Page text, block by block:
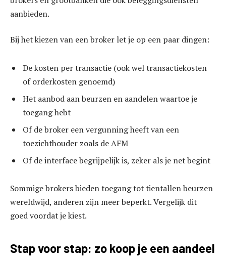
aanbieden.
Bij het kiezen van een broker let je op een paar dingen:
De kosten per transactie (ook wel transactiekosten
of orderkosten genoemd)
Het aanbod aan beurzen en aandelen waartoe je
toegang hebt
Of de broker een vergunning heeft van een
toezichthouder zoals de AFM
Of de interface begrijpelijk is, zeker als je net begint
Sommige brokers bieden toegang tot tientallen beurzen
wereldwijd, anderen zijn meer beperkt. Vergelijk dit
goed voordat je kiest.
Stap voor stap: zo koop je een aandeel